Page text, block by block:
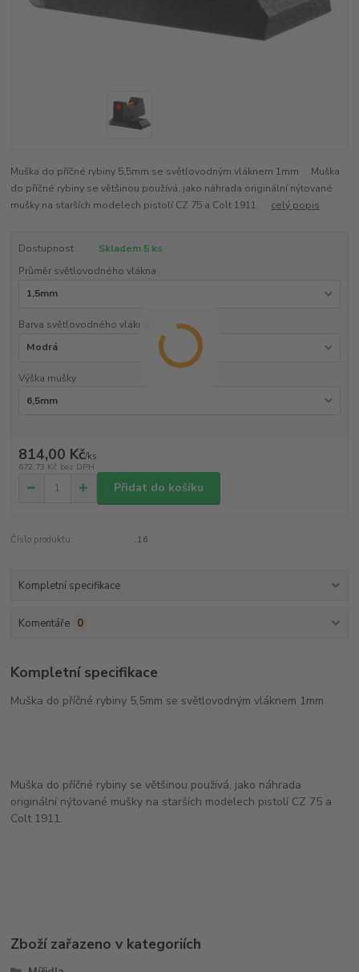
Muška do příčné rybiny 5,5mm se světlovodným vláknem 1mm Muška
do příčné rybiny se většinou používá, jako náhrada originální nýtované
mušky na starších modelech pistolí CZ 75 a Colt 1911. celý popis
Dostupnost
Skladem 5 ks
Průměr světlovodného vlákna
Barva světlovodného vlákna
Výška mušky
814,00 Kč/ks
672,73 Kč bez DPH
Přidat do košíku
Číslo produktu: .16
Kompletní specifikace
Komentáře 0
Kompletní specifikace
Muška do příčné rybiny 5,5mm se světlovodným vláknem 1mm
Muška do příčné rybiny se většinou používá, jako náhrada
originální nýtované mušky na starších modelech pistolí CZ 75 a
Colt 1911.
Zboží zařazeno v kategoriích